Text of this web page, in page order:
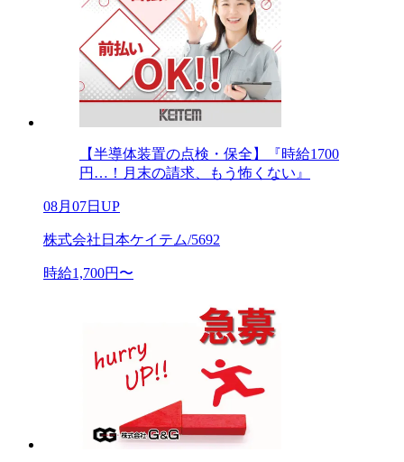
【半導体装置の点検・保全】『時給1700
円…！月末の請求、もう怖くない』
08月07日UP
株式会社日本ケイテム/5692
時給1,700円〜